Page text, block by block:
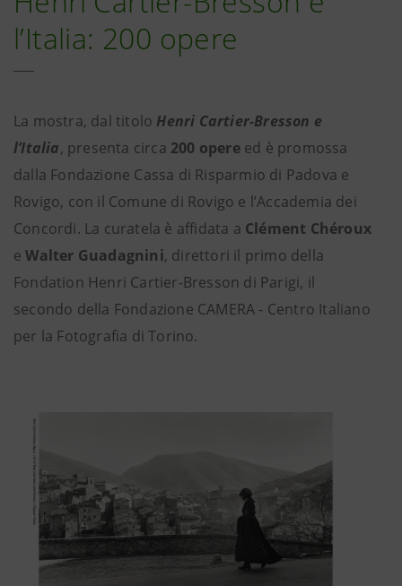
l’Italia: 200 opere
La mostra, dal titolo Henri Cartier-Bresson e
l’Italia, presenta circa 200 opereed è promossa
dalla Fondazione Cassa di Risparmio di Padova e
Rovigo, con il Comune di Rovigo e l’Accademia dei
Concordi. La curatela è affidata a Clément Chéroux
eWalter Guadagnini, direttori il primo della
Fondation Henri Cartier-Bresson di Parigi, il
secondo della Fondazione CAMERA - Centro Italiano
per la Fotografia di Torino.